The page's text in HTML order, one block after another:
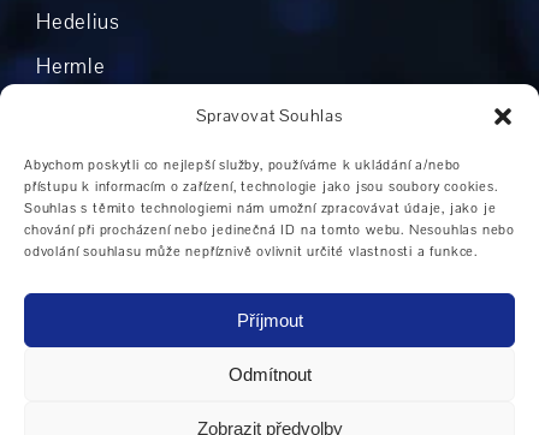
Spravovat Souhlas
Abychom poskytli co nejlepší služby, používáme k ukládání a/nebo
přístupu k informacím o zařízení, technologie jako jsou soubory cookies.
Souhlas s těmito technologiemi nám umožní zpracovávat údaje, jako je
chování při procházení nebo jedinečná ID na tomto webu. Nesouhlas nebo
odvolání souhlasu může nepříznivě ovlivnit určité vlastnosti a funkce.
Příjmout
Odmítnout
Zobrazit předvolby
Hedelius
Hermle
Okuma
Boehringer
Grob
Ostatní výrobci